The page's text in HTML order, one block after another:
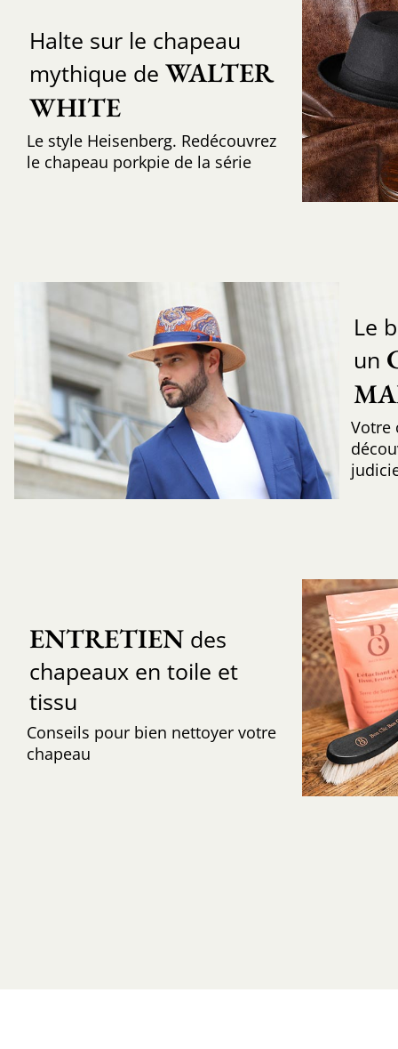
Halte sur le chapeau
mythique de WALTER
WHITE
Le style Heisenberg. Redécouvrez
le chapeau porkpie de la série
Le
un
Votre
ENTRETIENdes
chapeaux en toile et
tissu
Conseils pour bien nettoyer votre
chapeau